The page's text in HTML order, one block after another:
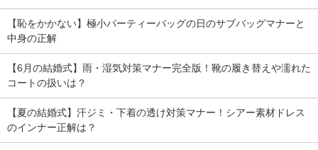
【恥をかかない】極小パーティーバッグの日のサブバッグマナーと
中身の正解
【6月の結婚式】雨・湿気対策マナー完全版！靴の履き替えや濡れた
コートの扱いは？
【夏の結婚式】汗ジミ・下着の透け対策マナー！シアー素材ドレス
のインナー正解は？